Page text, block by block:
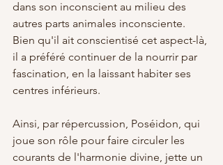
dans son inconscient au milieu des
autres parts animales inconsciente.
Bien qu'il ait conscientisé cet aspect-là,
il a préféré continuer de la nourrir par
fascination, en la laissant habiter ses
centres inférieurs.
Ainsi, par répercussion, Poséidon, qui
joue son rôle pour faire circuler les
courants de l'harmonie divine, jette un